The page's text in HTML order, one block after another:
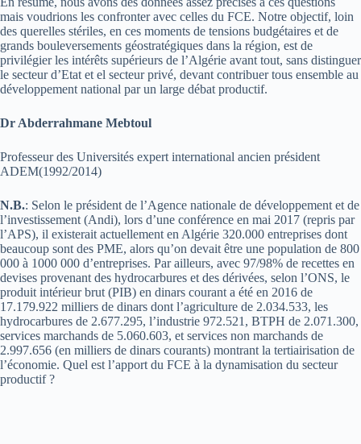
mais voudrions les confronter avec celles du FCE. Notre objectif, loin
des querelles stériles, en ces moments de tensions budgétaires et de
grands bouleversements géostratégiques dans la région, est de
privilégier les intérêts supérieurs de l’Algérie avant tout, sans distinguer
le secteur d’Etat et el secteur privé, devant contribuer tous ensemble au
développement national par un large débat productif.
Dr Abderrahmane Mebtoul
Professeur des Universités expert international ancien président
ADEM(1992/2014)
N.B.: Selon le président de l’Agence nationale de développement et de
l’investissement (Andi), lors d’une conférence en mai 2017 (repris par
l’APS), il existerait actuellement en Algérie 320.000 entreprises dont
beaucoup sont des PME, alors qu’on devait être une population de 800
000 à 1000 000 d’entreprises. Par ailleurs, avec 97/98% de recettes en
devises provenant des hydrocarbures et des dérivées, selon l’ONS, le
produit intérieur brut (PIB) en dinars courant a été en 2016 de
17.179.922 milliers de dinars dont l’agriculture de 2.034.533, les
hydrocarbures de 2.677.295, l’industrie 972.521, BTPH de 2.071.300,
services marchands de 5.060.603, et services non marchands de
2.997.656 (en milliers de dinars courants) montrant la tertiairisation de
l’économie. Quel est l’apport du FCE à la dynamisation du secteur
productif ?